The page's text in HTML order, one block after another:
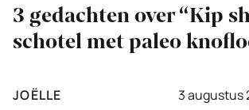
3 gedachten over “Kip
schotel met paleo
JOËLLE
3 augustus